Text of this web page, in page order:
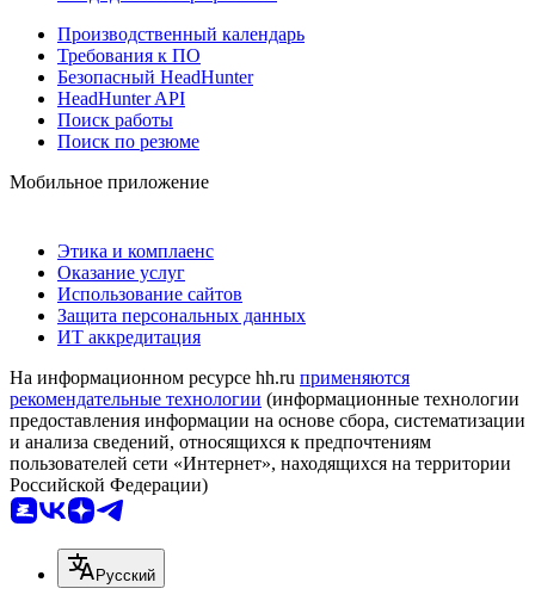
Производственный календарь
Требования к ПО
Безопасный HeadHunter
HeadHunter API
Поиск работы
Поиск по резюме
Мобильное приложение
Этика и комплаенс
Оказание услуг
Использование сайтов
Защита персональных данных
ИТ аккредитация
На информационном ресурсе hh.ru применяются
рекомендательные технологии (информационные технологии
предоставления информации на основе сбора, систематизации
и анализа сведений, относящихся к предпочтениям
пользователей сети «Интернет», находящихся на территории
Российской Федерации)
Русский